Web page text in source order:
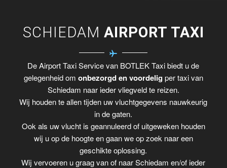
SCHIEDAM AIRPORT TAXI
De Airport Taxi Service van BOTLEK Taxi biedt u de
gelegenheid om onbezorgd en voordelig per taxi van
Schiedam naar ieder vliegveld te reizen.
Wij houden te allen tijden uw vluchtgegevens nauwkeurig
in de gaten.
Ook als uw vlucht is geannuleerd of uitgeweken houden
wij u op de hoogte en gaan we op zoek naar een
geschikte oplossing.
Wij vervoeren u graag van of naar Schiedam en/of ieder